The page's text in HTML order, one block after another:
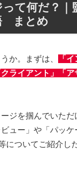
て何だ？｜
まとめ
か。まずは、
「
ライアント」「ア
ジを掴んでいただ
ュー」や「パッケ
についてご紹介し